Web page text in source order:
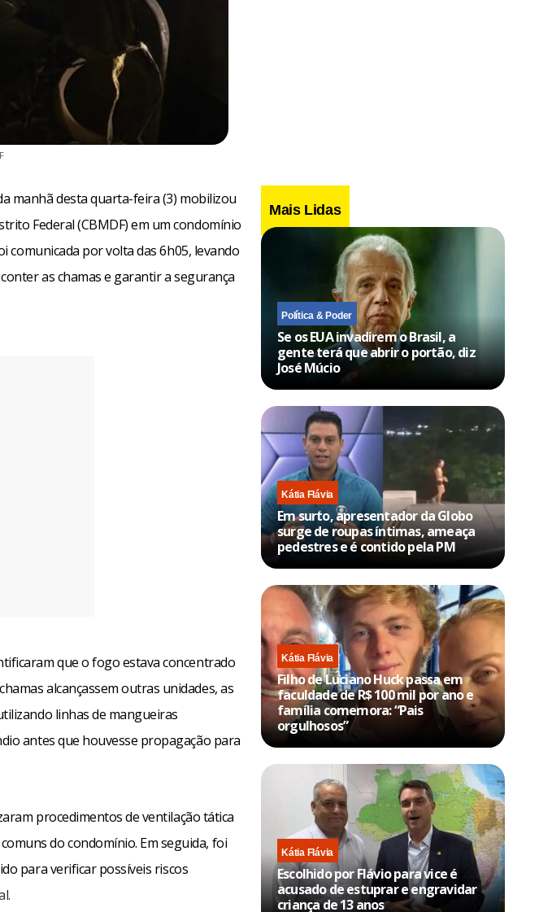
manhã desta quarta-feira (3) mobilizou
Federal (CBMDF) em um condomínio
comunicada por volta das 6h05, levando
as chamas e garantir a segurança
que o fogo estava concentrado
alcançassem outras unidades, as
linhas de mangueiras
antes que houvesse propagação para
procedimentos de ventilação tática
do condomínio. Em seguida, foi
para verificar possíveis riscos
Mais Lidas
Política & Poder
Se os EUA invadirem o Brasil, a
gente terá que abrir o portão, diz
José Múcio
Kátia Flávia
Em surto, apresentador da Globo
surge de roupas íntimas, ameaça
pedestres e é contido pela PM
Kátia Flávia
Filho de Luciano Huck passa em
faculdade de R$ 100 mil por ano e
família comemora: “Pais
orgulhosos”
Kátia Flávia
Escolhido por Flávio para vice é
acusado de estuprar e engravidar
criança de 13 anos